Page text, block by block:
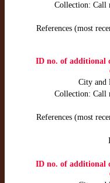
Collection: Call
References (most
ID no. of additional
City and
Collection: Call
References (most
ID no. of additional